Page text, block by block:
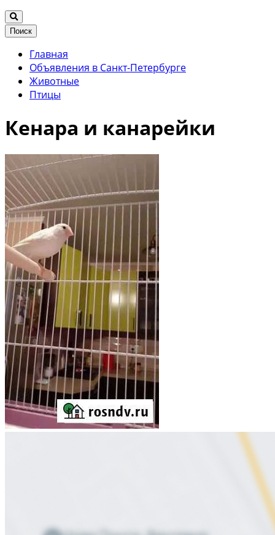
Поиск
Главная
Объявления в Санкт-Петербурге
Животные
Птицы
Кенара и канарейки